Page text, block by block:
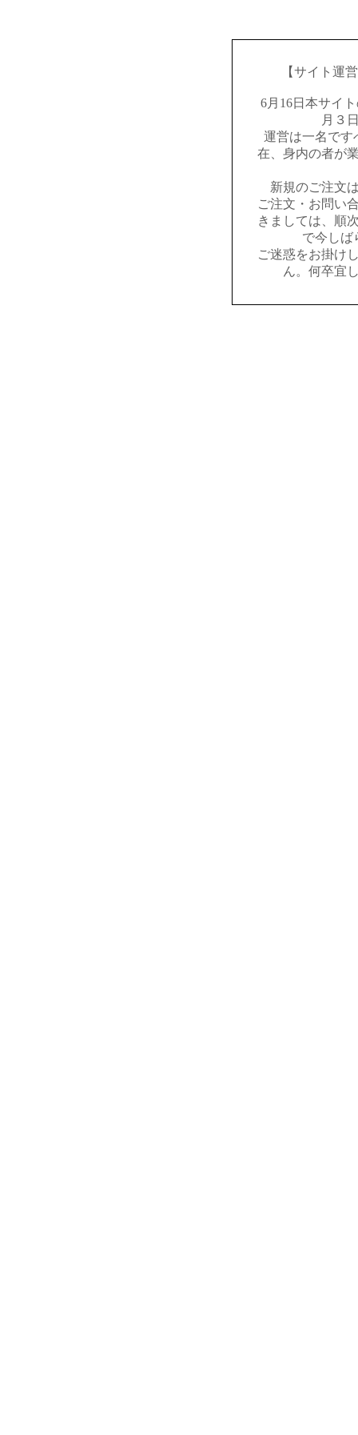
【サイト運
6月16日本サイ
月３
運営は一名です
在、身内の者が
新規のご注文
ご注文・お問い
きましては、順
で今しば
ご迷惑をお掛け
ん。何卒宜